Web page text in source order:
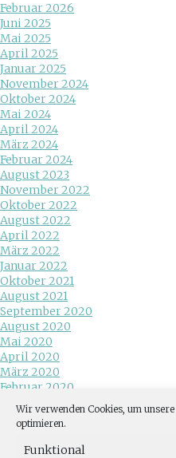
Wir verwenden Cookies, um
optimieren.
Funktional
Februar 2026
Juni 2025
Mai 2025
April 2025
Januar 2025
November 2024
Oktober 2024
Mai 2024
April 2024
März 2024
Februar 2024
August 2023
November 2022
Oktober 2022
August 2022
April 2022
März 2022
Januar 2022
Oktober 2021
August 2021
September 2020
August 2020
Mai 2020
April 2020
März 2020
Februar 2020
Juni 2019
Mai 2019
Januar 2019
Dezember 2018